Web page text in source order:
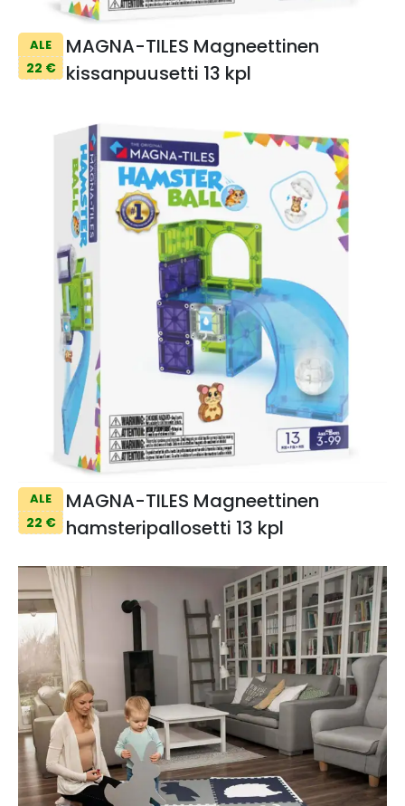
ALE
22 €
MAGNA-TILES Magneettinen
kissanpuusetti 13 kpl
ALE
22 €
MAGNA-TILES Magneettinen
hamsteripallosetti 13 kpl